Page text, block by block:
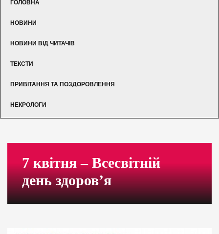
ГОЛОВНА
НОВИНИ
НОВИНИ ВІД ЧИТАЧІВ
ТЕКСТИ
ПРИВІТАННЯ ТА ПОЗДОРОВЛЕННЯ
НЕКРОЛОГИ
7 квітня – Всесвітній
день здоров’я